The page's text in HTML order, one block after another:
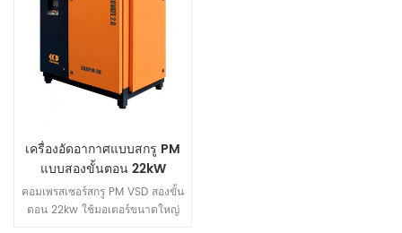
เครื่องอัดอากาศแบบสกรู PM
แบบสองขั้นตอน 22kW
คอมเพรสเซอร์สกรู PM VSD สองขั้น
ตอน 22kw ใช้มอเตอร์ขนาดใหญ่